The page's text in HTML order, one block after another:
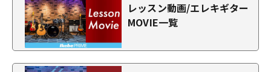
レッスン動画/エレキギター
MOVIE一覧